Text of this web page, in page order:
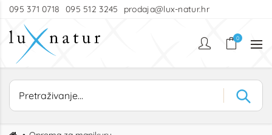
095 371 0718 095 512 3245 prodaja@lux-natur.hr
0